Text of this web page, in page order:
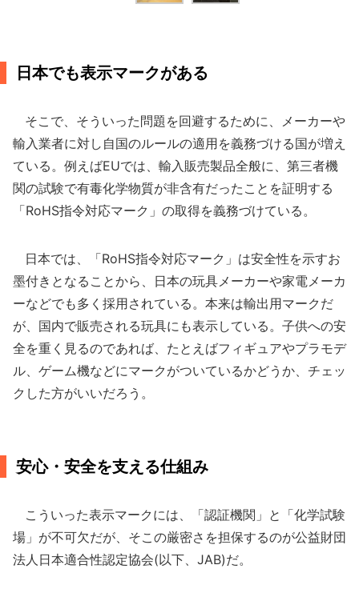
日本でも表示マークがある
そこで、そういった問題を回避するために、メーカーや
輸入業者に対し自国のルールの適用を義務づける国が増え
ている。例えばEUでは、輸入販売製品全般に、第三者機
関の試験で有毒化学物質が非含有だったことを証明する
「RoHS指令対応マーク」の取得を義務づけている。
日本では、「RoHS指令対応マーク」は安全性を示すお
墨付きとなることから、日本の玩具メーカーや家電メーカ
ーなどでも多く採用されている。本来は輸出用マークだ
が、国内で販売される玩具にも表示している。子供への安
全を重く見るのであれば、たとえばフィギュアやプラモデ
ル、ゲーム機などにマークがついているかどうか、チェッ
クした方がいいだろう。
安心・安全を支える仕組み
こういった表示マークには、「認証機関」と「化学試験
場」が不可欠だが、そこの厳密さを担保するのが公益財団
法人日本適合性認定協会(以下、JAB)だ。